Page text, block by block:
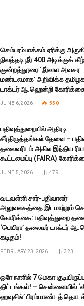
செம்பரம்பாக்கம் ஏரிக்கு
நிலத்தடி நீர் 400 அடிக்குக் கீழ்
குன்றத்தூரை ‘நீர்வள அவசர
மண்டலமாக’ அறிவிக்க தமிழக
டாக்டர் ஆ.ஹென்றி
JUNE 6, 2026 550
பதிவுத்துறையில் அதிரடி
சீர்திருத்தங்கள் தேவை –
தலைவரிடம் அகில இந்திய
கூட்டமைப்பு (FAIRA)
JUNE 5, 2026 479
வடவள்ளி சார்-பதிவாளர்
அலுவலகத்தை இடமாற்றம்
கோரிக்கை: பதிவுத்துறை
‘பெயிரா’ தலைவர் டாக்டர்
கடிதம்!
FEBRUARY 23, 2026 323
ஒரே நாளில் 7 மெகா
திட்டங்கள்! – சென்னையில்
ஹவுசிங்’ பிரம்மாண்டத்